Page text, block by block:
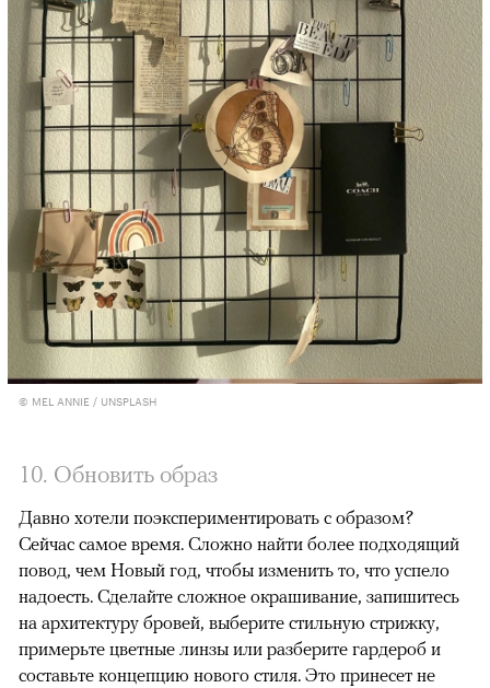
© MEL ANNIE / UNSPLASH
10. Обновить образ
Давно хотели поэкспериментировать с образом?
Сейчас самое время. Сложно найти более подходящий
повод, чем Новый год, чтобы изменить то, что успело
надоесть. Сделайте сложное окрашивание, запишитесь
на архитектуру бровей, выберите стильную стрижку,
примерьте цветные линзы или разберите гардероб и
составьте концепцию нового стиля. Это принесет не